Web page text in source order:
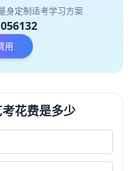
身定制适考学习方案
用
花费是多少